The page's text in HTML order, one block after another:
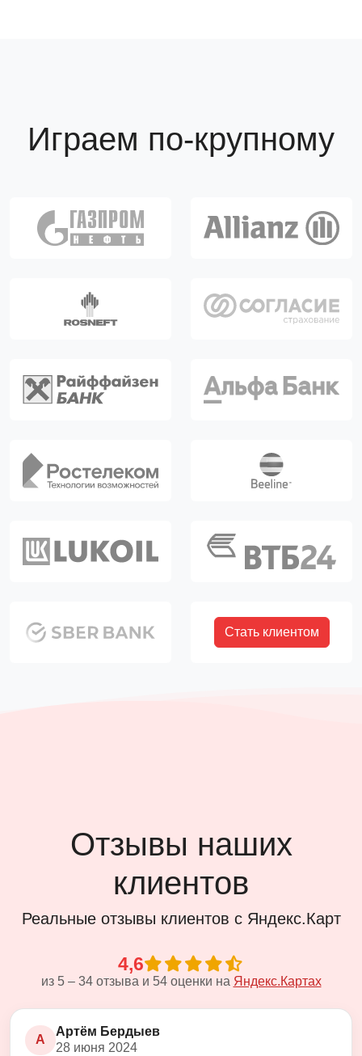
Играем по-крупному
Стать клиентом
Отзывы наших
клиентов
Реальные отзывы клиентов с Яндекс.Карт
4,6
из 5– 34отзыва и 54оценки на Яндекс.Картах
А
Артём Бердыев
28 июня 2024